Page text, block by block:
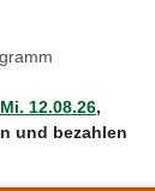
12.08.26,
und bezahlen